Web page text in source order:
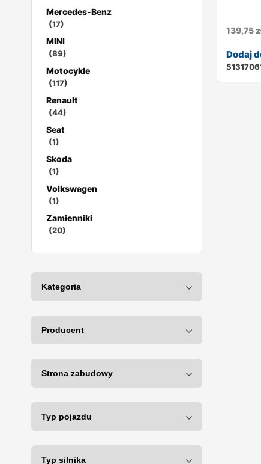
Mercedes-Benz
(17)
MINI
(89)
Motocykle
(117)
Renault
(44)
Seat
(1)
Skoda
(1)
Volkswagen
(1)
Zamienniki
(20)
139,75
Dodaj